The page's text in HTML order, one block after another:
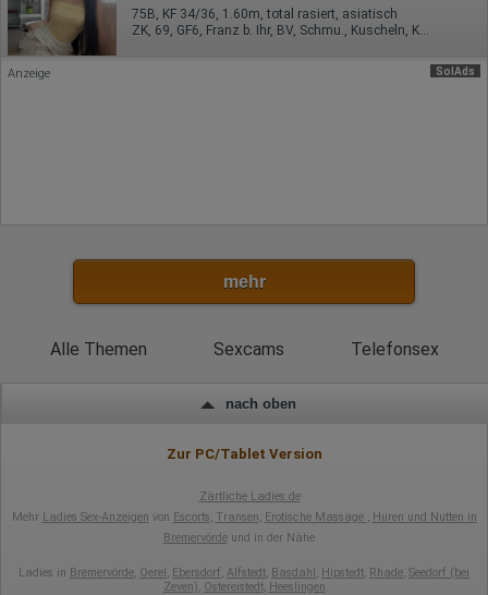
75B, KF 34/36, 1.60m, total rasiert, asiatisch
SolAds
Anzeige
mehr
Alle Themen Sexcams Telefonsex
nach oben
Zur PC/Tablet Version
Zärtliche Ladies.de
Mehr Ladies Sex-Anzeigen von Escorts, Transen, Erotische Massage , Huren und Nutten in
Bremervördeund in der Nähe
Ladies in Bremervörde Oerel Ebersdorf Alfstedt Basdahl Hipstedt Rhade Seedorf (bei
Zeven) Ostereistedt, Heeslingen